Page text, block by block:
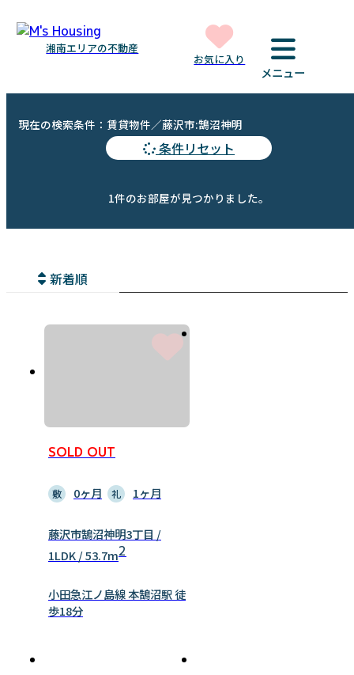
湘南エリアの不動産
お気に入り
メニュー
現在の検索条件：賃貸物件／藤沢市:鵠沼神明
条件リセット
1件のお部屋が見つかりました。
新着順
SOLD OUT
敷 0ヶ月 礼 1ヶ月
藤沢市鵠沼神明3丁目 /
1LDK / 53.7m2
小田急江ノ島線 本鵠沼駅 徒
歩18分